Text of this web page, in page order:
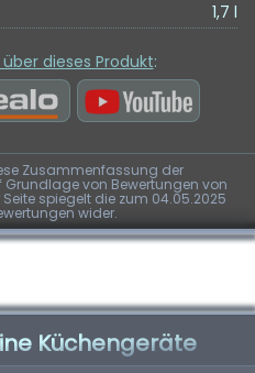
1,7 l
dieses Produkt:
Zusammenfassung der
von Bewertungen von
spiegelt die zum 04.05.2025
wider.
Küchengeräte